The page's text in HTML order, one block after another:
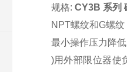
规格: CY3B 系列
NPT螺纹和G螺纹
最小操作压力降
)用外部限位器使